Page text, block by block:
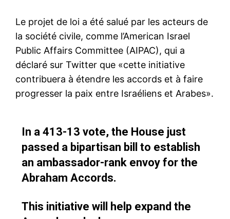
Le projet de loi a été salué par les acteurs de
la société civile, comme l’American Israel
Public Affairs Committee (AIPAC), qui a
déclaré sur Twitter que «cette initiative
contribuera à étendre les accords et à faire
progresser la paix entre Israéliens et Arabes».
In a 413-13 vote, the House just
passed a bipartisan bill to establish
an ambassador-rank envoy for the
Abraham Accords.
This initiative will help expand the